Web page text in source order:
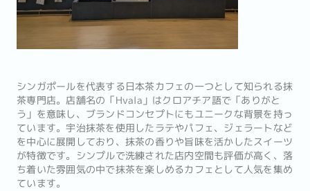
シンガポールを代表する日本茶カフェの一つとして知られる抹
茶専門店。店舗名の「Hvala」はクロアチア語で「ありがと
う」を意味し、ブランドコンセプトにもユニークな背景を持っ
ています。宇治抹茶を使用したラテやパフェ、ジェラートなど
を中心に展開しており、抹茶の香りや旨味を活かしたスイーツ
が特徴です。シンプルで洗練された店内空間も評価が高く、落
ち着いた雰囲気の中で抹茶を楽しめるカフェとして人気を集め
ています。